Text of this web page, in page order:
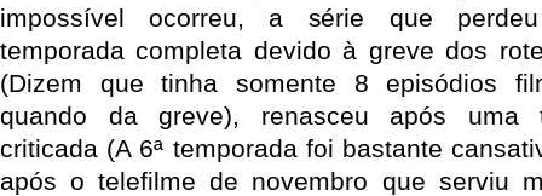
impossível ocorreu, a série que
temporada completa devido à greve dos
(Dizem que tinha somente 8 episódios
quando da greve), renasceu após uma
criticada (A 6ª temporada foi bastante
após o telefilme de novembro que serviu